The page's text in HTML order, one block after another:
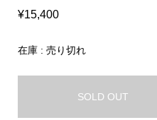
¥15,400
在庫 : 売り切れ
SOLD OUT